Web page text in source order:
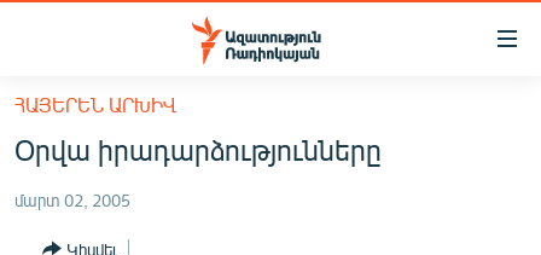
Մատչելիության
հիմնական
բովանդակությանը
հիմնական
մենյուին
ՀԱՅԱՍՏԱՆ
ՔԱՂԱՔԱԿԱՆ
ՀԱՅԵՐԵՆ ԱՐԽԻՎ
Օրվա իրադարձությունները
մարտ 02, 2005
Կիսվել